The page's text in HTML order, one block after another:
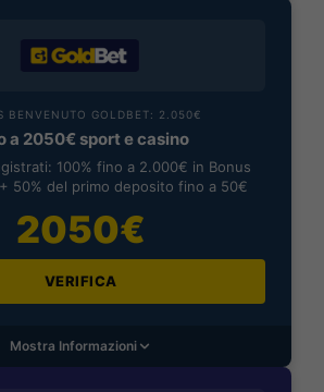
BENVENUTO GOLDBET: 2.050€
a 2050€ sport e casino
100% fino a 2.000€ in Bonus
50% del primo deposito fino a 50€
2050€
VERIFICA
Mostra Informazioni